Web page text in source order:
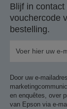
Blijf in
vouchercode
bestelling.
Door uw e-
en enquêtes, over
van Epson via e-